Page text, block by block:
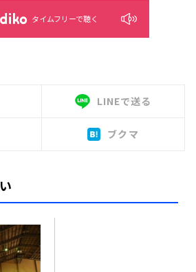
タイムフリーで聴く
LINEで送る
ブクマ